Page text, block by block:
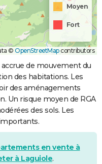
Moyen
Fort
© OpenStreetMapcontributors
de mouvement du
des habitations. Les
des aménagements
Un risque moyen de RGA
des sols. Les
en vente à
à Laguiole.